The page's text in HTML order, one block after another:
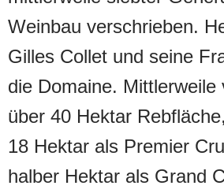
Weinbau verschrieben.
Gilles Collet und seine
die Domaine. Mittlerweile
über 40 Hektar
18 Hektar als Premier
halber Hektar als Grand